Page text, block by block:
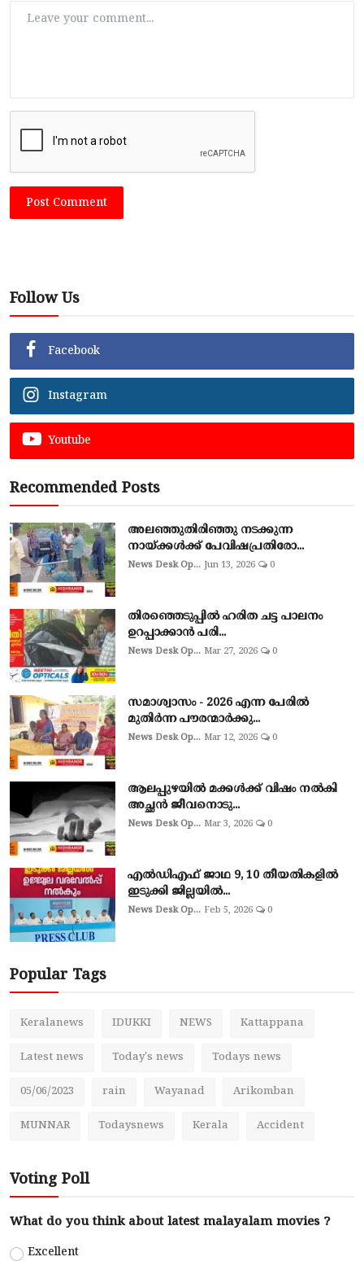
Post Comment
Follow Us
Facebook
Instagram
Youtube
Recommended Posts
അലഞ്ഞുതിരിഞ്ഞു നടക്കുന്ന
നായ്ക്കൾക്ക് പേവിഷപ്രതിരോ...
News Desk Op... Jun 13, 2026 0
തിരഞ്ഞെടുപ്പില്‍ ഹരിത ചട്ട പാലനം
ഉറപ്പാക്കാന്‍ പരി...
News Desk Op... Mar 27, 2026 0
സമാശ്വാസം - 2026 എന്ന പേരിൽ
മുതിർന്ന പൗരന്മാർക്കു...
News Desk Op... Mar 12, 2026 0
ആലപ്പുഴയില്‍ മക്കള്‍ക്ക് വിഷം നല്‍കി
അച്ഛൻ ജീവനൊടു...
News Desk Op... Mar 3, 2026 0
എല്‍ഡിഎഫ് ജാഥ 9, 10 തീയതികളില്‍
ഇടുക്കി ജില്ലയില്‍...
News Desk Op... Feb 5, 2026 0
Popular Tags
Keralanews IDUKKI NEWS Kattappana
Latest news Today's news Todays news
05/06/2023 rain Wayanad Arikomban
MUNNAR Todaysnews Kerala Accident
Voting Poll
What do you think about latest malayalam movies ?
Excellent